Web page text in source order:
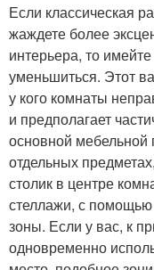
Если классическая
жаждете более
интерьера, то
уменьшиться. Этот
у кого комнаты
и предполагает
основной мебельной
отдельных
столик в центре
стеллажи, с
зоны. Если у вас, к
одновременно